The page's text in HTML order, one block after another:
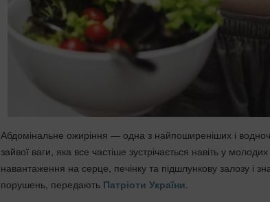
Абдомінальне ожиріння — одна з найпоширеніших і
зайвої ваги, яка все частіше зустрічається навіть у
навантаження на серце, печінку та підшлункову залозу і
порушень, передають Патріоти України.